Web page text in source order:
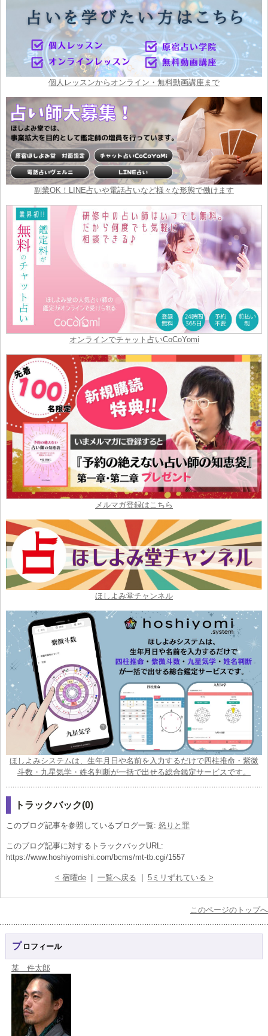
個人レッスンからオンライン・無料動画講座まで
副業OK！LINE占いや電話占いなど様々な形態で働けます
オンラインでチャット占いCoCoYomi
メルマガ登録はこちら
ほしよみ堂チャンネル
ほしよみシステムは、生年月日や名前を入力するだけで四柱推命・紫微
斗数・九星気学・姓名判断が一括で出せる総合鑑定サービスです。
トラックバック(0)
このブログ記事を参照しているブログ一覧: 怒りと罪
このブログ記事に対するトラックバックURL:
https://www.hoshiyomishi.com/bcms/mt-tb.cgi/1557
< 宿曜de| 一覧へ戻る 5ミリずれている >
このページのトップへ
プロフィール
某 件太郎